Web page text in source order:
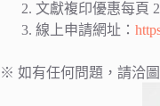
文獻複印優惠每頁
線上申請網址：
※ 如有任何問題，請洽